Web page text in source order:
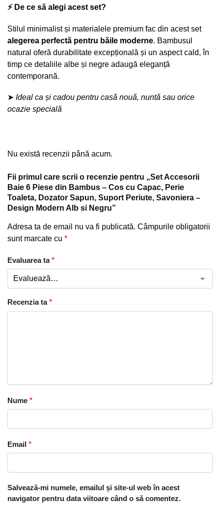
⚡ De ce să alegi acest set?
Stilul minimalist și materialele premium fac din acest set
alegerea perfectă pentru băile moderne. Bambusul
natural oferă durabilitate excepțională și un aspect cald, în
timp ce detaliile albe și negre adaugă eleganță
contemporană.
➤ Ideal ca și cadou pentru casă nouă, nuntă sau orice
ocazie specială
Nu există recenzii până acum.
Fii primul care scrii o recenzie pentru „Set Accesorii
Baie 6 Piese din Bambus – Cos cu Capac, Perie
Toaleta, Dozator Sapun, Suport Periute, Savoniera –
Design Modern Alb si Negru”
Adresa ta de email nu va fi publicată. Câmpurile obligatorii
sunt marcate cu *
Evaluarea ta*
Recenzia ta*
Nume *
Email *
Salvează-mi numele, emailul și site-ul web în acest
navigator pentru data viitoare când o să comentez.